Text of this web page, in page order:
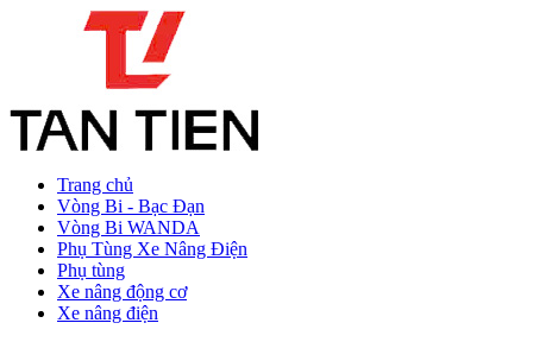
Trang chủ
Vòng Bi - Bạc Đạn
Vòng Bi WANDA
Phụ Tùng Xe Nâng Điện
Phụ tùng
Xe nâng động cơ
Xe nâng điện